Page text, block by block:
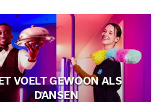
VOELT GEWOON ALS
DANSEN